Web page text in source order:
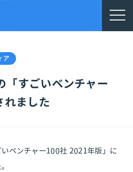
ア
「すごいベンチャー
れました
ベンチャー100社 2021年版」に